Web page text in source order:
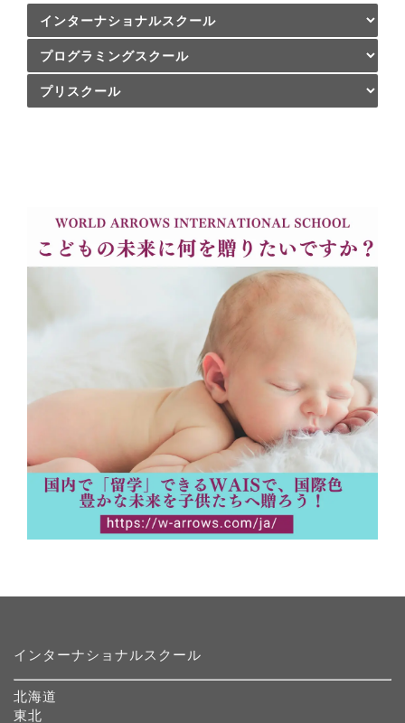
インターナショナルスクール
北海道
東北